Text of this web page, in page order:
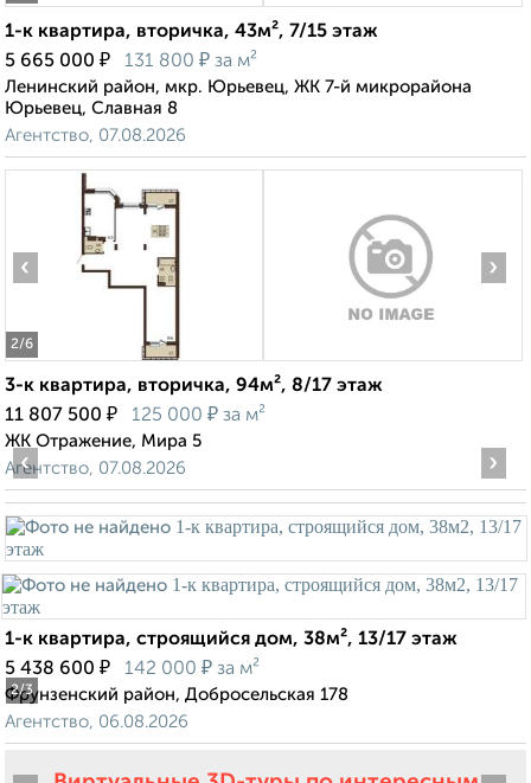
1-к квартира, вторичка, 43м², 7/15 этаж
5 665 000 ₽ 131 800 ₽ за м²
Ленинский район, мкр. Юрьевец, ЖК 7-й микрорайона
Юрьевец, Славная 8
Агентство, 07.08.2026
2/6
‹ ›
3-к квартира, вторичка, 94м², 8/17 этаж
11 807 500 ₽ 125 000 ₽ за м²
ЖК Отражение, Мира 5
Агентство, 07.08.2026
2/3
‹ ›
1-к квартира, строящийся дом, 38м², 13/17 этаж
5 438 600 ₽ 142 000 ₽ за м²
Фрунзенский район, Добросельская 178
Агентство, 06.08.2026